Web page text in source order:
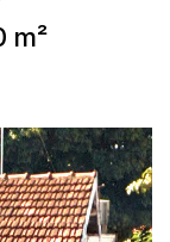
m²